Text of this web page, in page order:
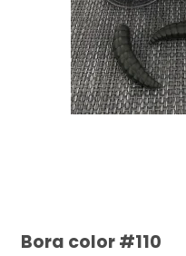
Bora color #110